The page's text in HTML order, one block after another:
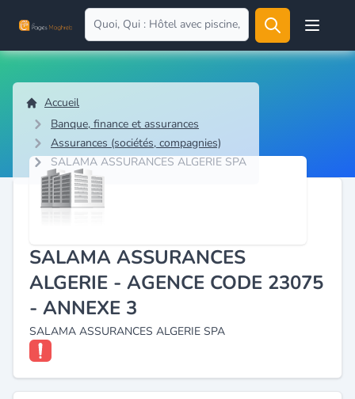
Open
Accueil
Banque, finance et assurances
Assurances (sociétés, compagnies)
SALAMA ASSURANCES ALGERIE SPA
SALAMA ASSURANCES
ALGERIE - AGENCE CODE 23075
- ANNEXE 3
SALAMA ASSURANCES ALGERIE SPA